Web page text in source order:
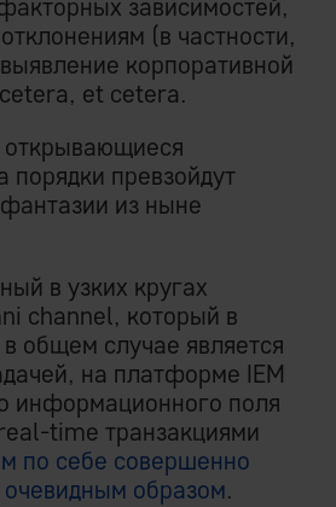
зависимостей,
(в частности,
корпоративной
et cetera.
открывающиеся
порядки превзойдут
из ныне
в узких кругах
channel, который в
общем случае является
на платформе IEM
информационного поля
time транзакциями
по себе совершенно
образом.